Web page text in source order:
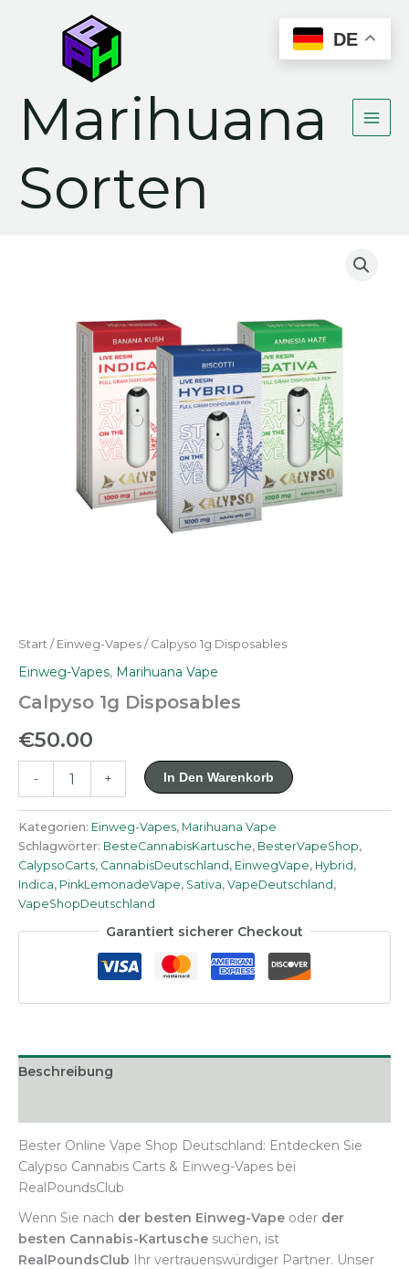
Marihuana
Sorten
Start / Einweg-Vapes / Calpyso 1g Disposables
Einweg-Vapes, Marihuana Vape
Calpyso 1g Disposables
€50.00
-
Menge
+ In Den Warenkorb
Kategorien: Einweg-Vapes, Marihuana Vape
Schlagwörter: BesteCannabisKartusche, BesterVapeShop,
CalypsoCarts, CannabisDeutschland, EinwegVape, Hybrid,
Indica, PinkLemonadeVape, Sativa, VapeDeutschland,
VapeShopDeutschland
Garantiert sicherer Checkout
Beschreibung
Bester Online Vape Shop Deutschland: Entdecken Sie
Calypso Cannabis Carts & Einweg-Vapes bei
RealPoundsClub
Wenn Sie nach der besten Einweg-Vape oder der
besten Cannabis-Kartusche suchen, ist
RealPoundsClub Ihr vertrauenswürdiger Partner. Unser
DE